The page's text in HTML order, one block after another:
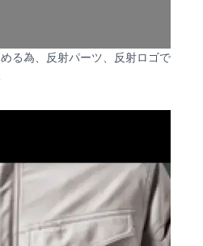
る為、反射パーツ、反射ロゴで